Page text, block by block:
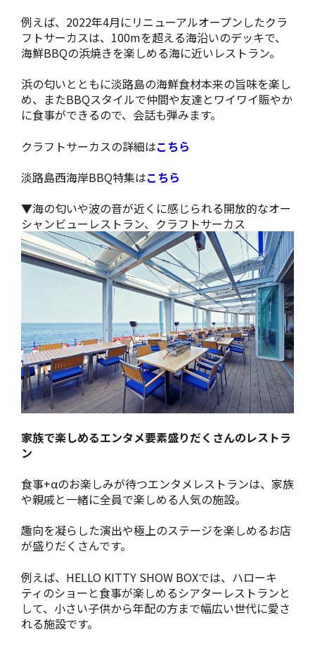
例えば、2022年4月にリニューアルオープンしたクラ
フトサーカスは、100mを超える海沿いのデッキで、
海鮮BBQの浜焼きを楽しめる海に近いレストラン。
浜の匂いとともに淡路島の海鮮食材本来の旨味を楽し
め、またBBQスタイルで仲間や友達とワイワイ賑やか
に食事ができるので、会話も弾みます。
クラフトサーカスの詳細はこちら
淡路島西海岸BBQ特集はこちら
▼海の匂いや波の音が近くに感じられる開放的なオー
シャンビューレストラン、クラフトサーカス
家族で楽しめるエンタメ要素盛りだくさんのレストラ
ン
食事+αのお楽しみが待つエンタメレストランは、家族
や親戚と一緒に全員で楽しめる人気の施設。
趣向を凝らした演出や極上のステージを楽しめるお店
が盛りだくさんです。
例えば、HELLO KITTY SHOW BOXでは、ハローキ
ティのショーと食事が楽しめるシアターレストランと
して、小さい子供から年配の方まで幅広い世代に愛さ
れる施設です。